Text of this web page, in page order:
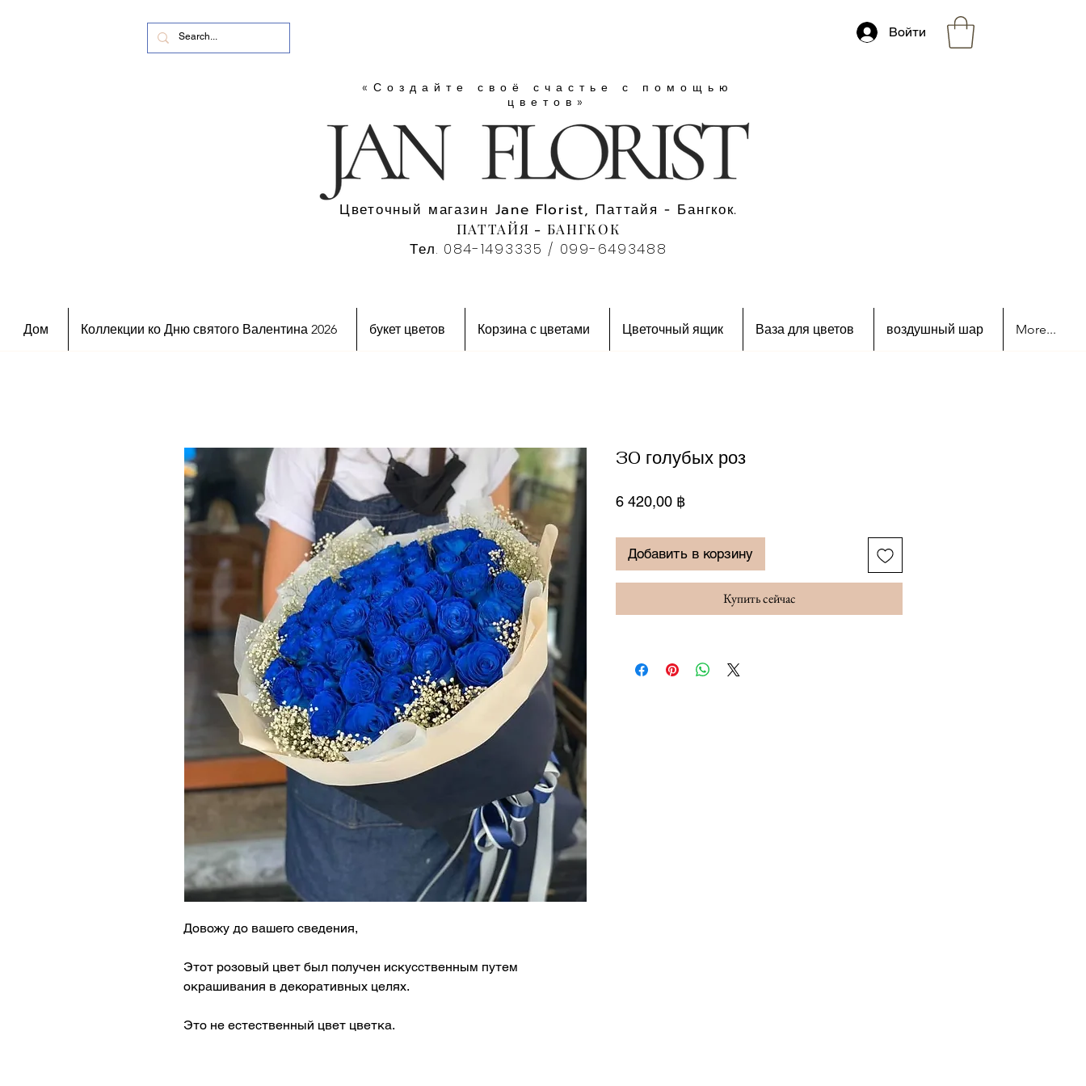
Войти
«Создайте своё счастье с помощью
цветов»
Цветочный магазин Jane Florist, Паттайя - Бангкок.
ПАТТАЙЯ - БАНГКОК
Тел. 084-1493335 / 099-6493488
Дом Коллекции ко Дню святого Валентина 2026 букет цветов Корзина с цветами Цветочный ящик Ваза для цветов воздушный шар More...
Довожу до вашего сведения,
Этот розовый цвет был получен искусственным путем
окрашивания в декоративных целях.
Это не естественный цвет цветка.
30 голубых роз
6 420,00 ฿Цена
Добавить в корзину
Купить сейчас